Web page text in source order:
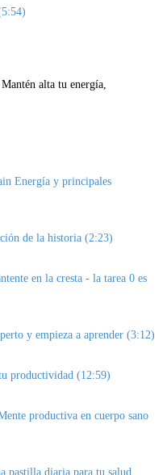
alta tu energía,
Energía y principales
de la historia (2:23)
en la cresta - la tarea 0 es
y empieza a aprender (3:12)
productividad (12:59)
productiva en cuerpo sano
pastilla diaria para tu salud